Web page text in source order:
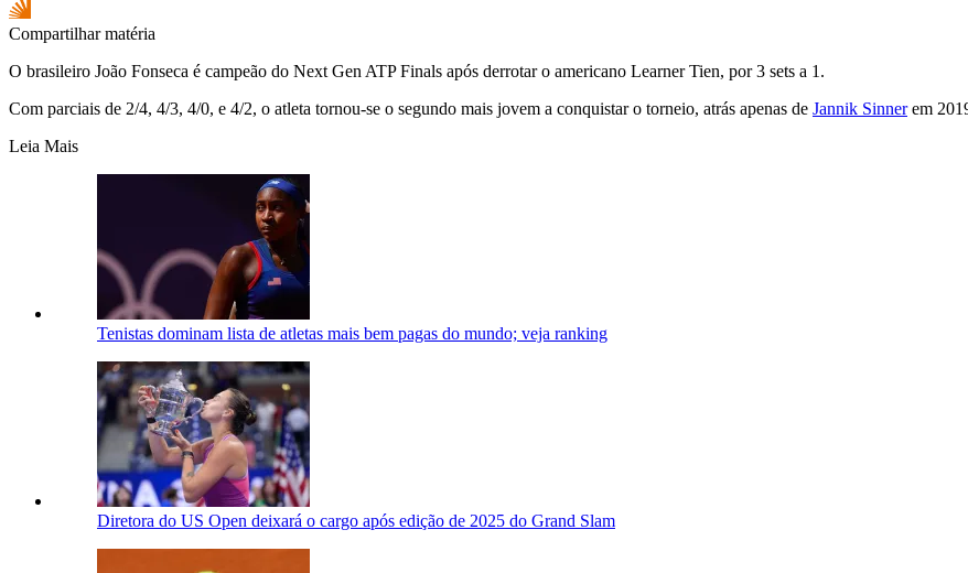
Compartilhar matéria
O brasileiro João Fonseca é campeão do Next Gen ATP Finals após derrotar o americano Learner Tien, por 3 sets a 1.
Com parciais de 2/4, 4/3, 4/0, e 4/2, o atleta tornou-se o segundo mais jovem a conquistar o torneio, atrás apenas de Jannik Sinnerem
Leia Mais
Tenistas dominam lista de atletas mais bem pagas do mundo; veja ranking
Diretora do US Open deixará o cargo após edição de 2025 do Grand Slam